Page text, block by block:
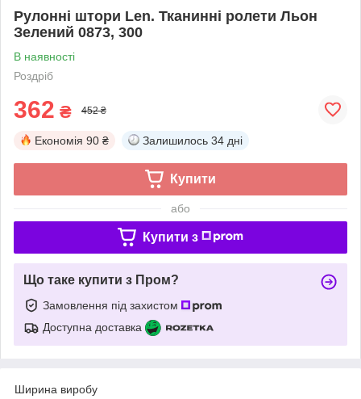
Рулонні штори Len. Тканинні ролети Льон
Зелений 0873, 300
В наявності
Роздріб
362 ₴ 452 ₴
Економія 90 ₴ Залишилось 34 дні
Купити
або
Купити з
Що таке купити з Пром?
Замовлення під захистом
Доступна доставка
Ширина виробу